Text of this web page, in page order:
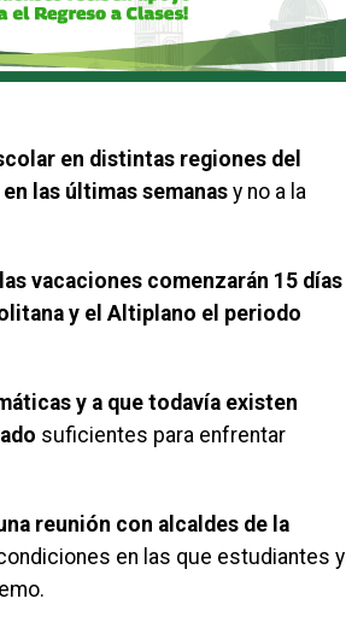
en distintas regiones del
las últimas semanas y no a la
vacaciones comenzarán 15 días
y el Altiplano el periodo
y a que todavía existen
suficientes para enfrentar
reunión con alcaldes de la
en las que estudiantes y